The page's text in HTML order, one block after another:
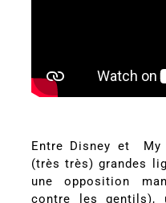
Entre Disney et My
(très très) grandes
une opposition
contre les gentils),